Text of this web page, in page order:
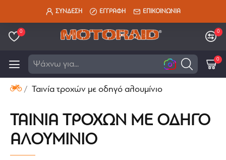
ΣΥΝΔΕΣΗ ΕΓΓΡΑΦΗ ΕΠΙΚΟΙΝΩΝΙΑ
0 0
Ψάχνω για...
0
Ταινία τροχών με οδηγό αλουμίνιο
ΤΑΙΝΊΑ ΤΡΟΧΏΝ ΜΕ ΟΔΗΓΌ
ΑΛΟΥΜΊΝΙΟ